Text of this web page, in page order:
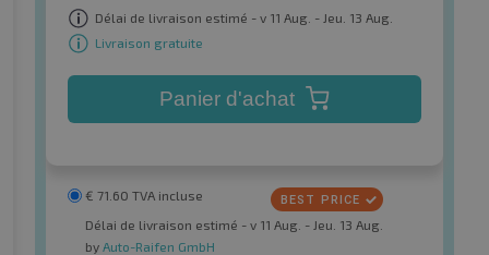
Délai de livraison estimé - v 11 Aug. - Jeu. 13 Aug.
Livraison gratuite
Panier d'achat
€ 71.60 TVA incluse
Délai de livraison estimé - v 11 Aug. - Jeu. 13 Aug.
by Auto-Raifen GmbH